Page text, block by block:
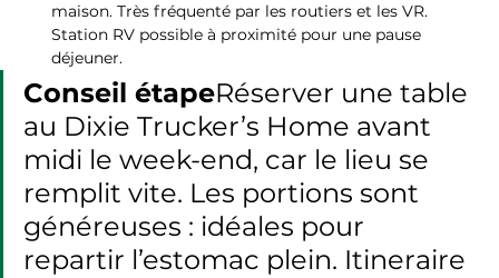
maison. Très fréquenté par les routiers et les VR.
Station RV possible à proximité pour une pause
déjeuner.
Conseil étapeRéserver une table
au Dixie Trucker’s Home avant
midi le week-end, car le lieu se
remplit vite. Les portions sont
généreuses : idéales pour
repartir l’estomac plein. Itineraire